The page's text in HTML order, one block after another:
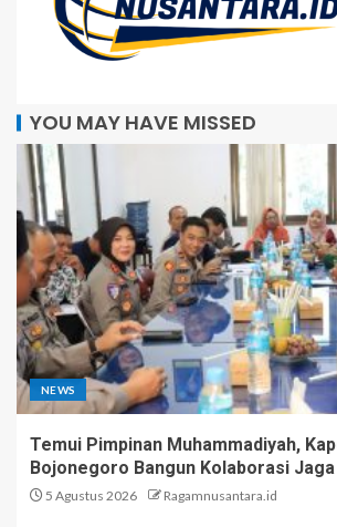
YOU MAY HAVE MISSED
NEWS
Temui Pimpinan Muhammadiyah,
Bojonegoro Bangun Kolaborasi
5 Agustus 2026 Ragamnusantara.id